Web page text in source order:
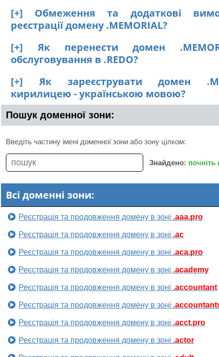
[+] Обмеження та додаткові
реєстрації домену .MEMORIAL?
[+] Як перенести домен
обслуговування в .REDO?
[+] Як зареєструвати домен
кирилицею - українською мовою?
Пошук доменної зони:
Введіть частину імені доменної зони або зону цілком:
Знайдено:
Всі доменні зони:
Реєстрація та продовження домену в зоні .aaa.pro
Реєстрація та продовження домену в зоні .ac
Реєстрація та продовження домену в зоні .aca.pro
Реєстрація та продовження домену в зоні .academy
Реєстрація та продовження домену в зоні .accountant
Реєстрація та продовження домену в зоні
Реєстрація та продовження домену в зоні .acct.pro
Реєстрація та продовження домену в зоні .actor